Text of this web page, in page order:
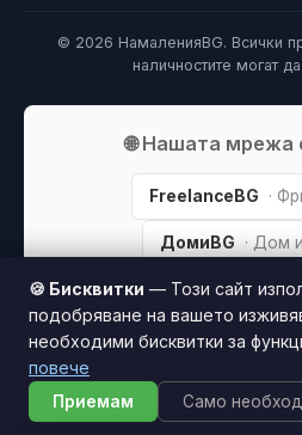
© 2026 НамаленияBG. Всички
наличностите могат
🌐 Нашата мрежа
FreelanceBG ·
ДомиBG · Дом
ТехникаBG ·
ПарфюмBG ·
🍪 Бисквитки — Този сайт
подобряване на вашето
необходими бисквитки за
повече
Приемам Само